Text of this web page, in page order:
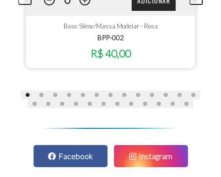
Base Slime/Massa Modelar - Rosa
BPP-002
R$ 40,00
Facebook Instagram